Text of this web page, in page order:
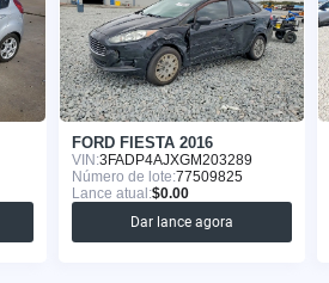
FORD FIESTA 2016
VIN:3FADP4AJXGM203289
Número de lote:77509825
Lance atual:$0.00
Dar lance agora